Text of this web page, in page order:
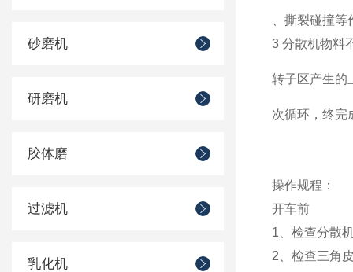
砂磨机
研磨机
胶体磨
过滤机
乳化机
、撕裂碰撞
3 分散机物料
转子区产生的
次循环，终完
操作规程：
开车前
1、检查分散
2、检查三角